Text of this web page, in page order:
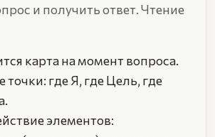
и получить ответ. Чтение
карта на момент вопроса.
где Я, где Цель, где
элементов: